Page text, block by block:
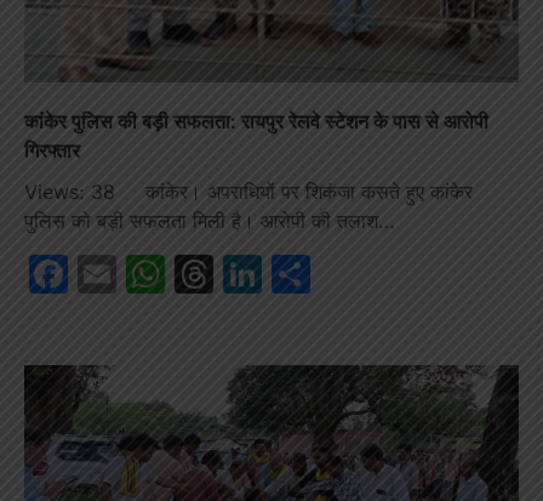
कांकेर पुलिस की बड़ी सफलता: रायपुर रेलवे स्टेशन के पास से आरोपी
गिरफ्तार
Views: 38 कांकेर। अपराधियों पर शिकंजा कसते हुए कांकेर
पुलिस को बड़ी सफलता मिली है। आरोपी की तलाश…
Facebook
EmailWhatsApp
Threads
LinkedIn